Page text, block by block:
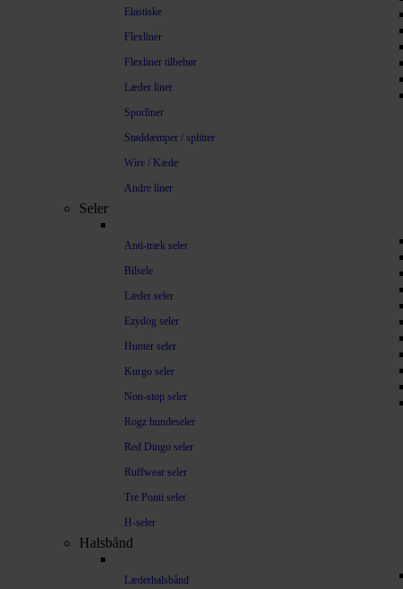
Elastiske
Flexliner
Flexliner tilbehør
Læder liner
Sporliner
Støddæmper / splitter
Wire / Kæde
Andre liner
Seler
Anti-træk seler
Bilsele
Læder seler
Ezydog seler
Hunter seler
Kurgo seler
Non-stop seler
Rogz hundeseler
Red Dingo seler
Ruffwear seler
Tre Ponti seler
H-seler
Halsbånd
Læderhalsbånd